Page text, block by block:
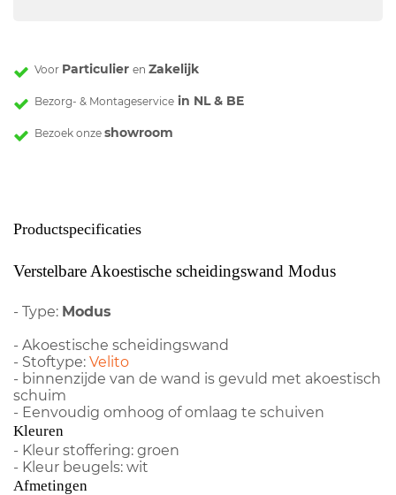
Voor Particulier en Zakelijk
Bezorg- & Montageservice in NL & BE
Bezoek onze showroom
Productspecificaties
Verstelbare Akoestische scheidingswand Modus
- Type: Modus
- Akoestische scheidingswand
- Stoftype: Velito
- binnenzijde van de wand is gevuld met akoestisch
schuim
- Eenvoudig omhoog of omlaag te schuiven
Kleuren
- Kleur stoffering: groen
- Kleur beugels: wit
Afmetingen